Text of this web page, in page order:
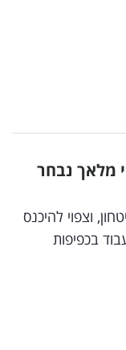
מלאך נבחר
וצפוי להיכנס
בכפיפות